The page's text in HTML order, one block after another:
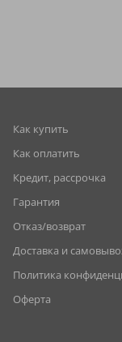
Как купить
Как оплатить
Кредит, рассрочка
Гарантия
Отказ/возврат
Доставка и
Политика
Оферта